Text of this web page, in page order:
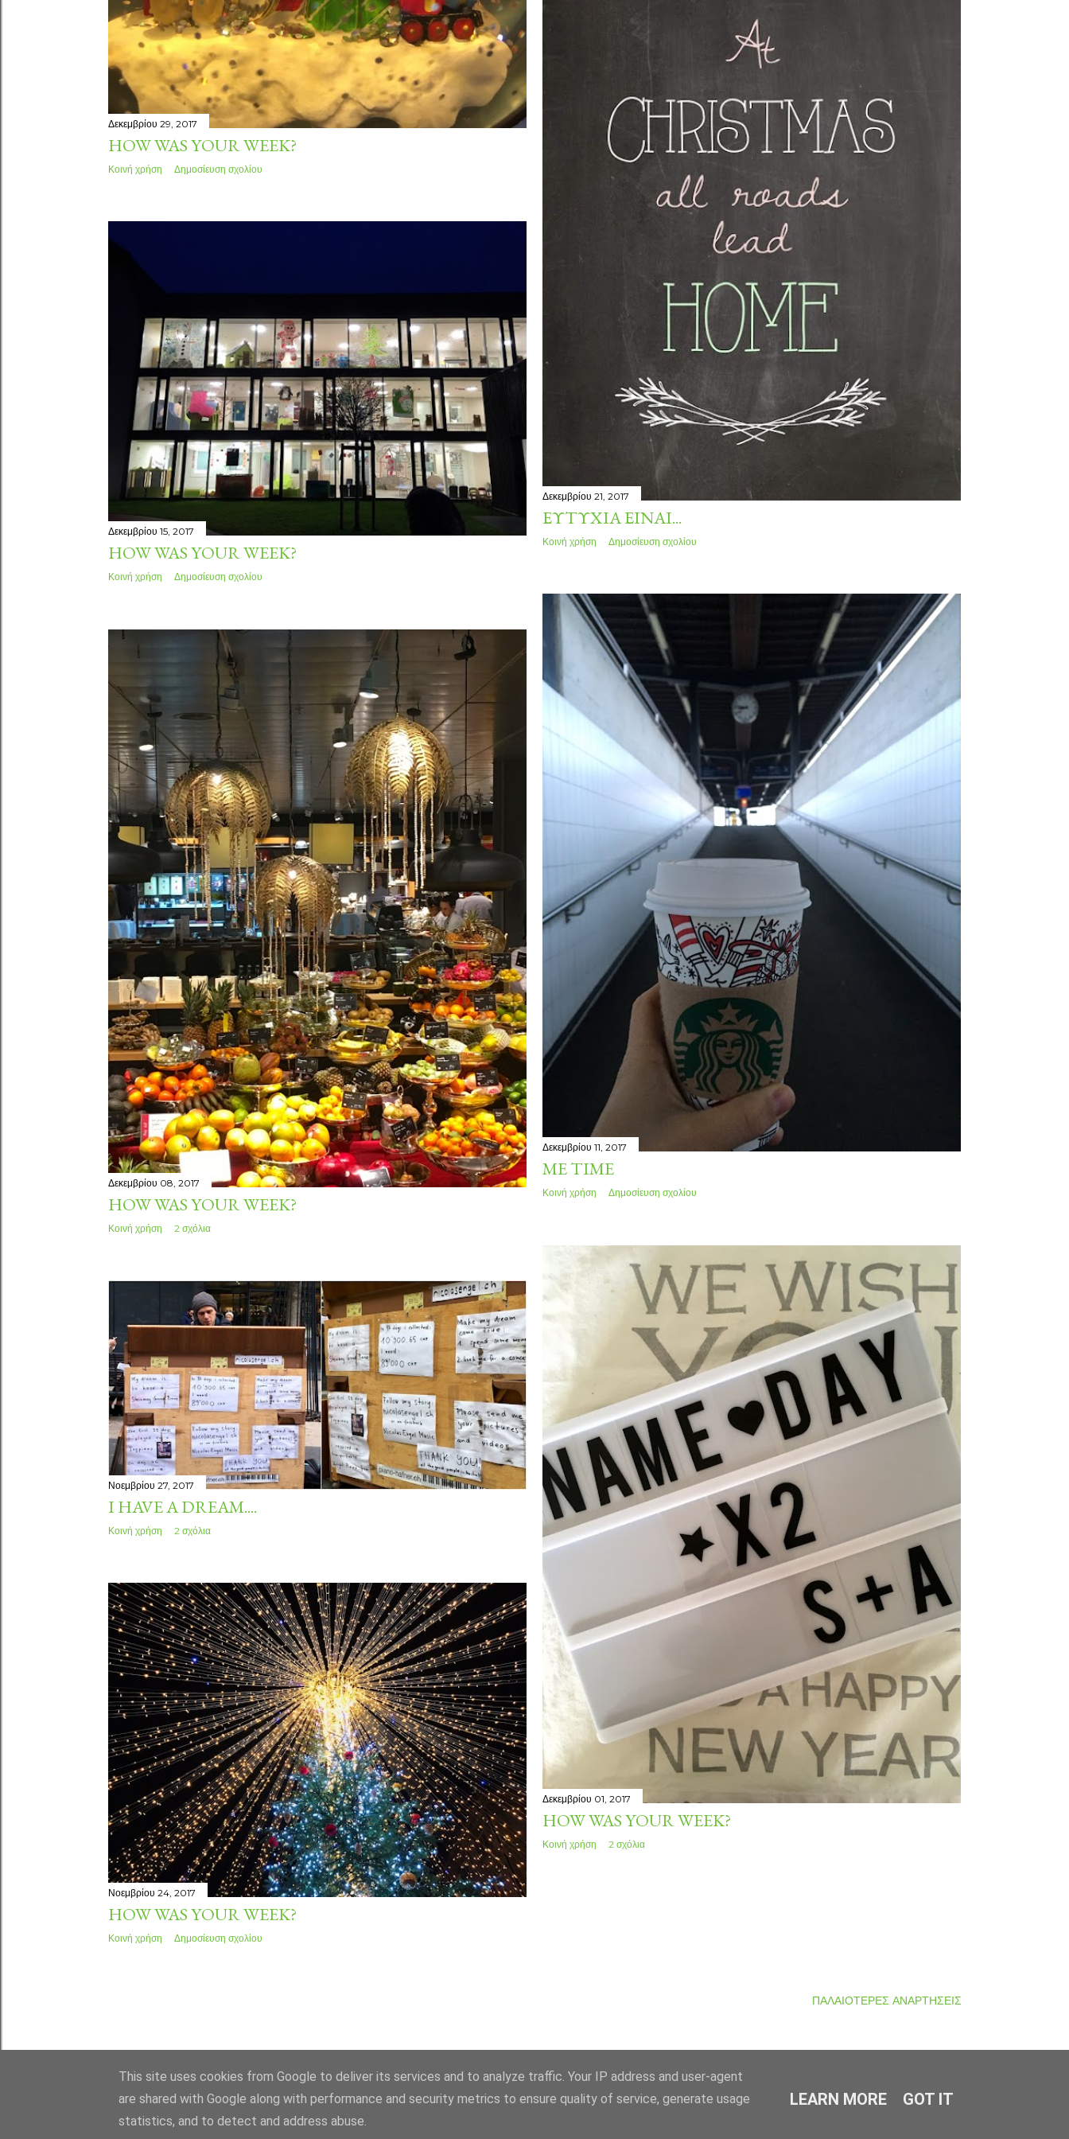
Δεκεμβρίου 29, 2017
HOW WAS YOUR WEEK?
Κοινή χρήση Δημοσίευση σχολίου
Δεκεμβρίου 21, 2017
ΕΥΤΥΧΊΑ ΕΊΝΑΙ...
Κοινή χρήση Δημοσίευση σχολίου
Δεκεμβρίου 15, 2017
HOW WAS YOUR WEEK?
Κοινή χρήση Δημοσίευση σχολίου
Δεκεμβρίου 11, 2017
ME TIME
Κοινή χρήση Δημοσίευση σχολίου
Δεκεμβρίου 08, 2017
HOW WAS YOUR WEEK?
Κοινή χρήση 2 σχόλια
Δεκεμβρίου 01, 2017
HOW WAS YOUR WEEK?
Κοινή χρήση 2 σχόλια
Νοεμβρίου 27, 2017
I HAVE A DREAM....
Κοινή χρήση 2 σχόλια
Νοεμβρίου 24, 2017
HOW WAS YOUR WEEK?
Κοινή χρήση Δημοσίευση σχολίου
ΠΑΛΑΙΌΤΕΡΕΣ ΑΝΑΡΤΉΣΕΙΣ
Από το Blogger
This site uses cookies from Google to deliver its services and to analyze traffic. Your IP address and user-agent
are shared with Google along with performance and security metrics to ensure quality of service, generate usage
statistics, and to detect and address abuse.
LEARN MORE GOT IT